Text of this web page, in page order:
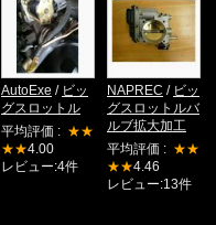
AutoExe / ビッ
グスロットル
平均評価 : ★★
★★4.00
レビュー:4件
NAPREC / ビッ
グスロットルバ
ルブ拡大加工
平均評価 : ★★
★★4.46
レビュー:13件